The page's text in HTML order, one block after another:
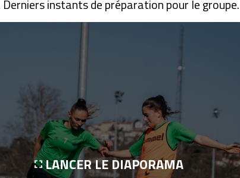
Derniers instants de préparation pour le groupe.
LANCER LE DIAPORAMA